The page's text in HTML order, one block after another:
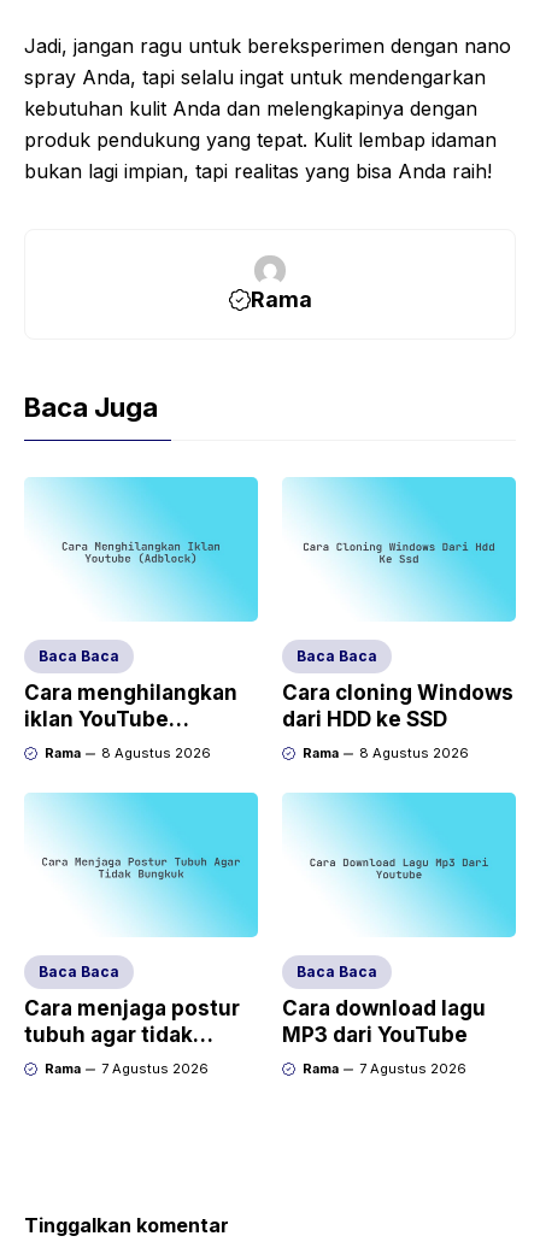
Jadi, jangan ragu untuk bereksperimen dengan nano
spray Anda, tapi selalu ingat untuk mendengarkan
kebutuhan kulit Anda dan melengkapinya dengan
produk pendukung yang tepat. Kulit lembap idaman
bukan lagi impian, tapi realitas yang bisa Anda raih!
Rama
Baca Juga
Baca Baca
Cara menghilangkan
iklan YouTube
(AdBlock)
Rama 8 Agustus 2026
Baca Baca
Cara cloning Windows
dari HDD ke SSD
Rama 8 Agustus 2026
Baca Baca
Cara menjaga postur
tubuh agar tidak
bungkuk
Rama 7 Agustus 2026
Baca Baca
Cara download lagu
MP3 dari YouTube
Rama 7 Agustus 2026
Tinggalkan komentar